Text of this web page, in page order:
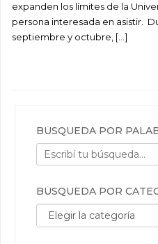
expanden los límites de la
persona interesada en asistir.
septiembre y octubre, […]
BÚSQUEDA POR
BÚSQUEDA POR
Búsqueda por categorías: